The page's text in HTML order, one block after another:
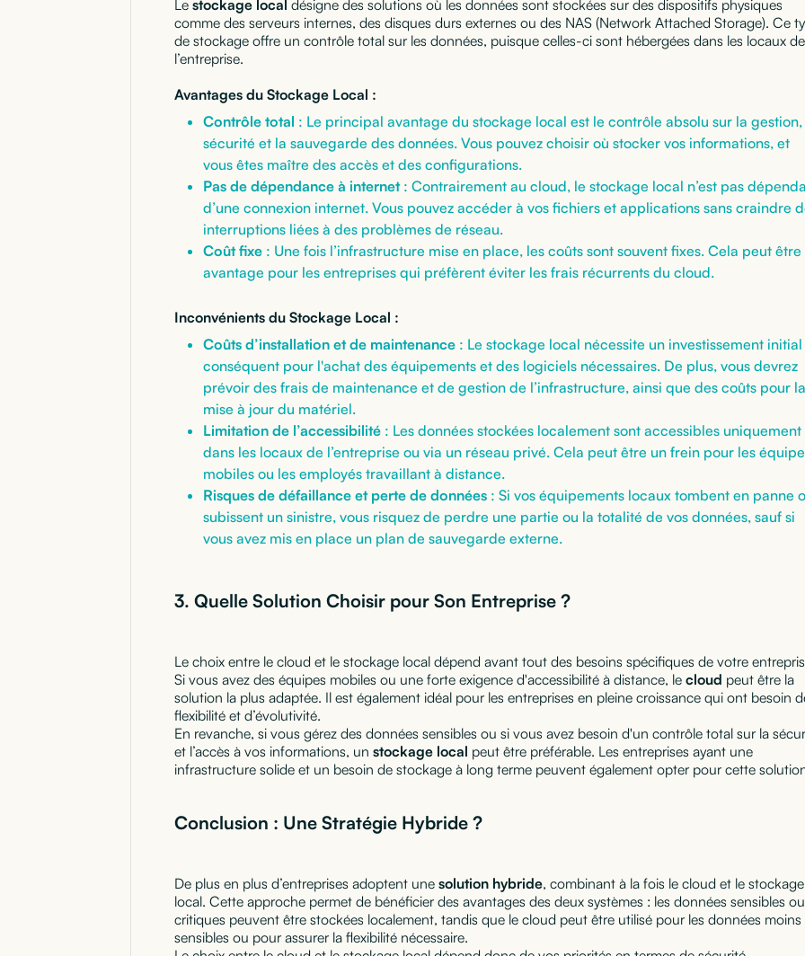
Le stockage local désigne des solutions où les données sont stockées sur des dispositifs physiques
comme des serveurs internes, des disques durs externes ou des NAS (Network Attached Storage). Ce
de stockage offre un contrôle total sur les données, puisque celles-ci sont hébergées dans les locaux de
l’entreprise.
Avantages du Stockage Local :
Contrôle total : Le principal avantage du stockage local est le contrôle absolu sur la gestion,
sécurité et la sauvegarde des données. Vous pouvez choisir où stocker vos informations, et
vous êtes maître des accès et des configurations.
Pas de dépendance à internet: Contrairement au cloud, le stockage local n’est pas
d’une connexion internet. Vous pouvez accéder à vos fichiers et applications sans craindre
interruptions liées à des problèmes de réseau.
Coût fixe : Une fois l’infrastructure mise en place, les coûts sont souvent fixes. Cela peut être
avantage pour les entreprises qui préfèrent éviter les frais récurrents du cloud.
Inconvénients du Stockage Local :
Coûts d’installation et de maintenance : Le stockage local nécessite un investissement initial
conséquent pour l'achat des équipements et des logiciels nécessaires. De plus, vous devrez
prévoir des frais de maintenance et de gestion de l’infrastructure, ainsi que des coûts pour la
mise à jour du matériel.
Limitation de l’accessibilité : Les données stockées localement sont accessibles uniquement
dans les locaux de l’entreprise ou via un réseau privé. Cela peut être un frein pour les
mobiles ou les employés travaillant à distance.
Risques de défaillance et perte de données : Si vos équipements locaux tombent en panne
subissent un sinistre, vous risquez de perdre une partie ou la totalité de vos données, sauf si
vous avez mis en place un plan de sauvegarde externe.
3. Quelle Solution Choisir pour Son Entreprise ?
Le choix entre le cloud et le stockage local dépend avant tout des besoins spécifiques de votre
Si vous avez des équipes mobiles ou une forte exigence d'accessibilité à distance, le cloud peut être la
solution la plus adaptée. Il est également idéal pour les entreprises en pleine croissance qui ont besoin
flexibilité et d’évolutivité.
En revanche, si vous gérez des données sensibles ou si vous avez besoin d'un contrôle total sur la
et l’accès à vos informations, un stockage local peut être préférable. Les entreprises ayant une
infrastructure solide et un besoin de stockage à long terme peuvent également opter pour cette
Conclusion : Une Stratégie Hybride ?
De plus en plus d’entreprises adoptent une solution hybride, combinant à la fois le cloud et le stockage
local. Cette approche permet de bénéficier des avantages des deux systèmes : les données sensibles ou
critiques peuvent être stockées localement, tandis que le cloud peut être utilisé pour les données moins
sensibles ou pour assurer la flexibilité nécessaire.